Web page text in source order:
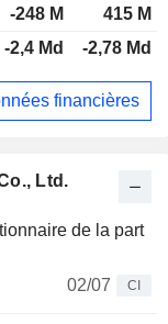
Ltd.
de la part
02/07
CI
-248 M
415 M
-2,4 Md -2,78 Md
financières